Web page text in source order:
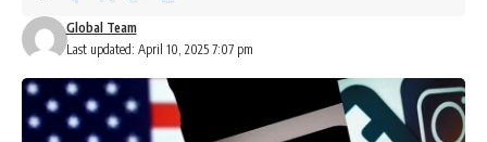
Last updated: April 10, 2025 7:07 pm
Global Team